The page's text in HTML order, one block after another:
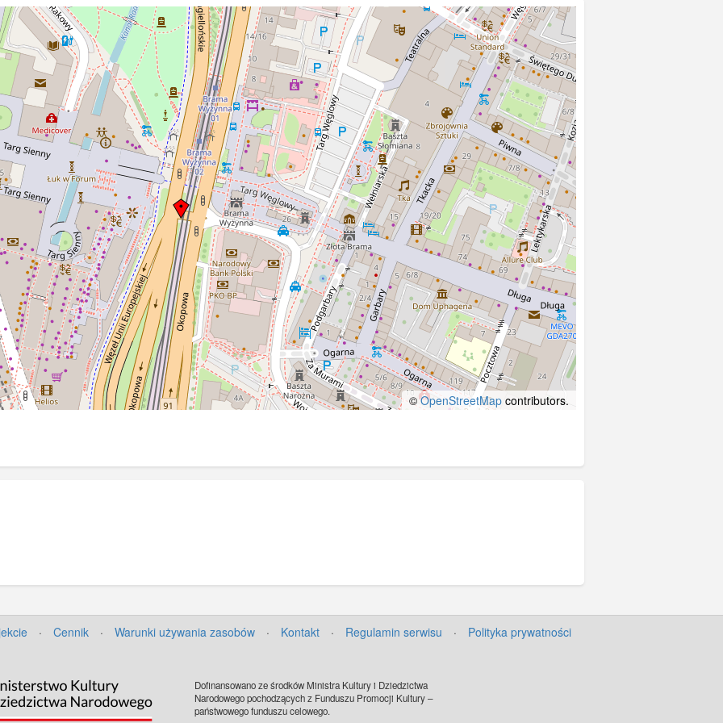
tym miejscy pawilon handlowy
(meblowy) późniejszy budynek LOT.
Widoczny też przedwojenny wóz
tramwaju.
©OpenStreetMap contributors.
· Cennik · Warunki używania zasobów · Kontakt · Regulamin serwisu · Polityka prywatności
Dofinansowano ze środków Ministra Kultury i Dziedzictwa
Narodowego pochodzących z Funduszu Promocji Kultury –
państwowego funduszu celowego.